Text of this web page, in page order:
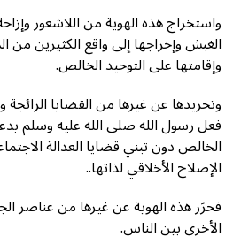
واستخراج هذه الهوية من اللاشعور
الغبش وإخراجها إلى واقع الكثيرين من
وإقامتها على التوحيد الخالص.
وتجريدها عن غيرها من القضايا الرائجة
فعل رسول الله صلى الله عليه وسلم
الخالص دون تبني قضايا العدالة
الإصلاح الأخلاقي لذاتها..
فحرَر هذه الهوية عن غيرها من عناصر
الأخرى بين الناس.